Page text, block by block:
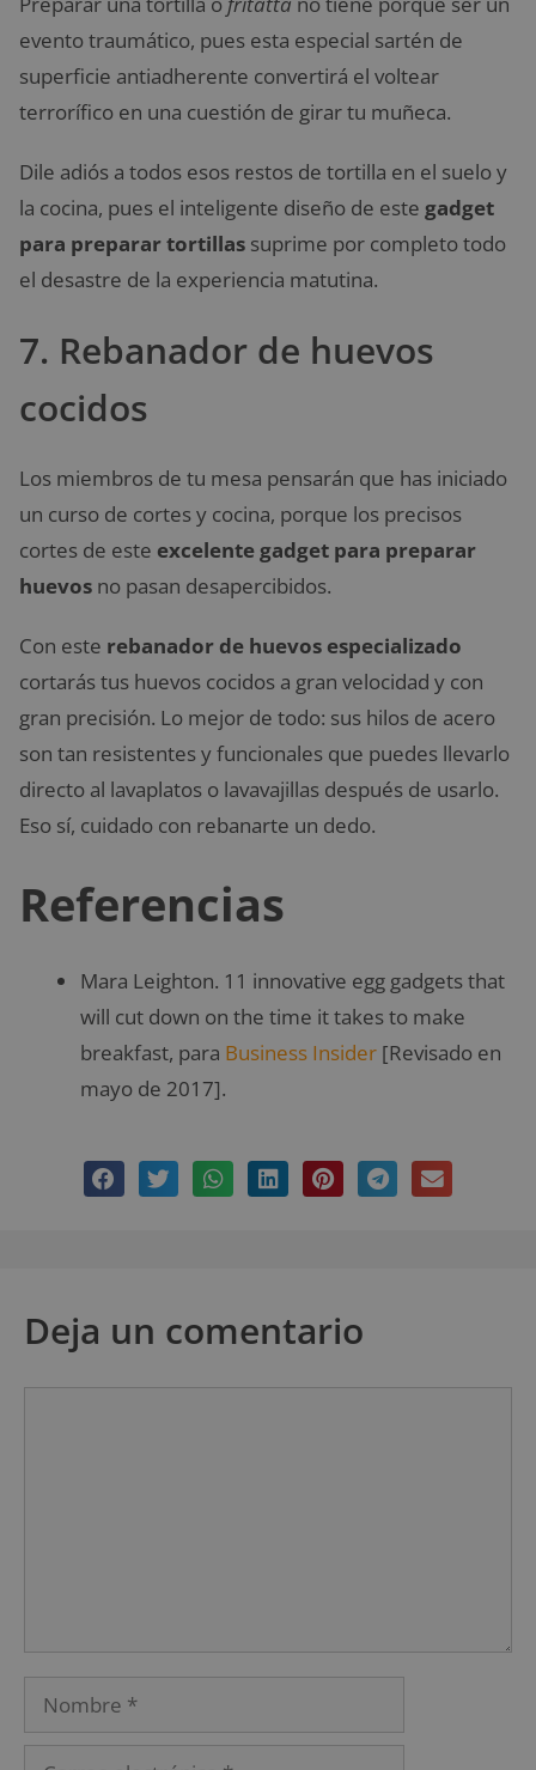
evento traumático, pues esta especial sartén de
superficie antiadherente convertirá el voltear
terrorífico en una cuestión de girar tu muñeca.
Dile adiós a todos esos restos de tortilla en el suelo y
la cocina, pues el inteligente diseño de este gadget
para preparar tortillas suprime por completo todo
el desastre de la experiencia matutina.
7. Rebanador de huevos
cocidos
Los miembros de tu mesa pensarán que has iniciado
un curso de cortes y cocina, porque los precisos
cortes de este excelente gadget para preparar
huevos no pasan desapercibidos.
Con este rebanador de huevos especializado
cortarás tus huevos cocidos a gran velocidad y con
gran precisión. Lo mejor de todo: sus hilos de acero
son tan resistentes y funcionales que puedes llevarlo
directo al lavaplatos o lavavajillas después de usarlo.
Eso sí, cuidado con rebanarte un dedo.
Referencias
Mara Leighton. 11 innovative egg gadgets that
will cut down on the time it takes to make
breakfast, para Business Insider [Revisado en
mayo de 2017].
Deja un comentario